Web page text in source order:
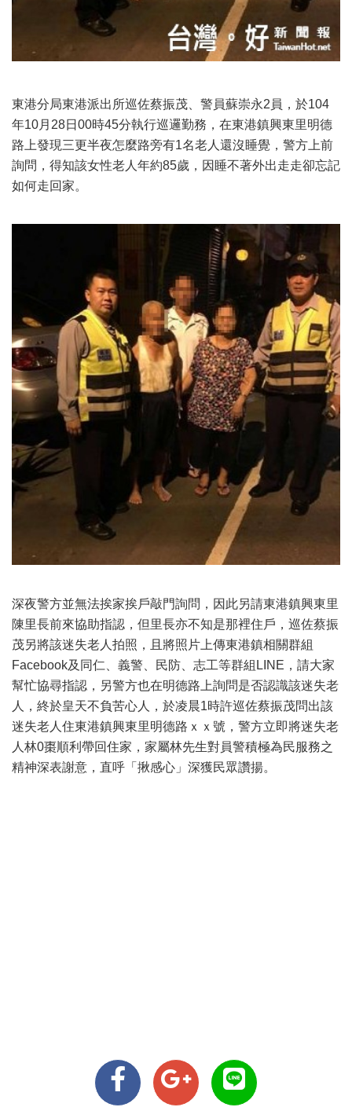
東港分局東港派出所巡佐蔡振茂、警員蘇崇永2員，於104
年10月28日00時45分執行巡邏勤務，在東港鎮興東里明德
路上發現三更半夜怎麼路旁有1名老人還沒睡覺，警方上前
詢問，得知該女性老人年約85歲，因睡不著外出走走卻忘記
如何走回家。
深夜警方並無法挨家挨戶敲門詢問，因此另請東港鎮興東里
陳里長前來協助指認，但里長亦不知是那裡住戶，巡佐蔡振
茂另將該迷失老人拍照，且將照片上傳東港鎮相關群組
Facebook及同仁、義警、民防、志工等群組LINE，請大家
幫忙協尋指認，另警方也在明德路上詢問是否認識該迷失老
人，終於皇天不負苦心人，於凌晨1時許巡佐蔡振茂問出該
迷失老人住東港鎮興東里明德路ｘｘ號，警方立即將迷失老
人林0棗順利帶回住家，家屬林先生對員警積極為民服務之
精神深表謝意，直呼「揪感心」深獲民眾讚揚。